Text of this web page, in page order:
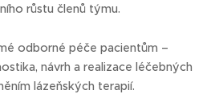
růstu členů týmu.
odborné péče pacientům –
návrh a realizace léčebných
lázeňských terapií.